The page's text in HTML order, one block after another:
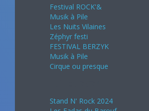
Festival ROCK'&
Musik à Pile
Les Nuits Vilaines
Zéphyr festi
FESTIVAL BERZYK
Musik à Pile
Cirque ou presque
Stand N' Rock 2024